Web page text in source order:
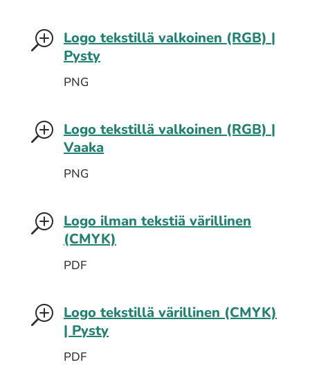
T Logo tekstillä valkoinen (RGB) |
Pysty
PNG
T Logo tekstillä valkoinen (RGB) |
Vaaka
PNG
T Logo ilman tekstiä värillinen
(CMYK)
PDF
T Logo tekstillä värillinen (CMYK)
| Pysty
PDF